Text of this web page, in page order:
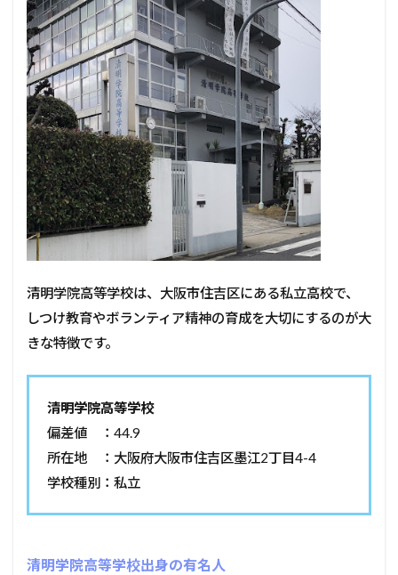
清明学院高等学校は、大阪市住吉区にある私立高校で、
しつけ教育やボランティア精神の育成を大切にするのが大
きな特徴です。
清明学院高等学校
偏差値 ：44.9
所在地 ：大阪府大阪市住吉区墨江2丁目4-4
学校種別：私立
清明学院高等学校出身の有名人